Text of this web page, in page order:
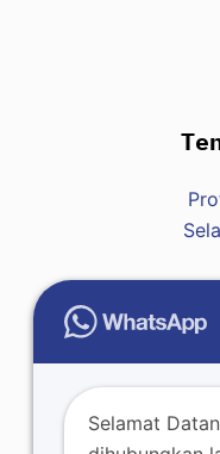
Raja :
Selamat